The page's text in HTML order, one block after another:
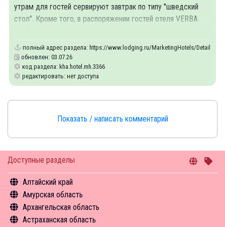
Доступные разделы
Алтайский край
Общая информация
Объекты туристского притяжения
Инфрастуктура туризма
Амурская область
Общая информация
Объекты туристского притяжения
Архангельская область
Общая информация
Астраханская область
утрам для гостей сервируют завтрак по типу "шведский
стол". Кроме того, в распоряжении гостей отеля VERBA
полный адрес раздела: https://www.lodging.ru/MarketingHotels/Details/
обновлен: 03.07.26
код раздела: kha.hotel.mh.3366
редактировать: нет доступа
Показать / написать комментарий